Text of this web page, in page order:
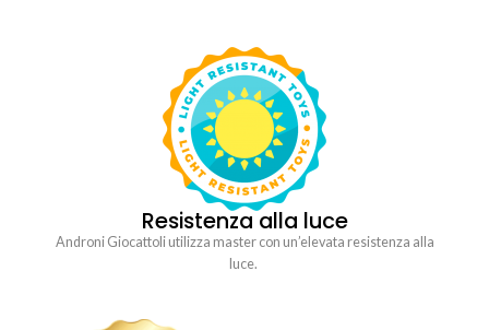
Resistenza alla luce
Androni Giocattoli utilizza master con un’elevata resistenza alla
luce.